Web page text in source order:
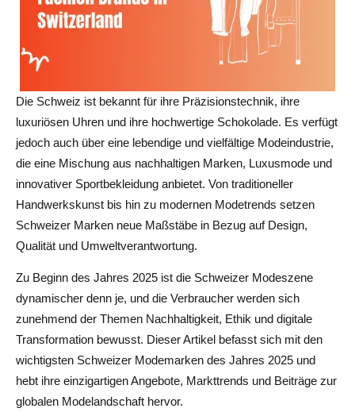
Die Schweiz ist bekannt für ihre Präzisionstechnik, ihre
luxuriösen Uhren und ihre hochwertige Schokolade. Es verfügt
jedoch auch über eine lebendige und vielfältige Modeindustrie,
die eine Mischung aus nachhaltigen Marken, Luxusmode und
innovativer Sportbekleidung anbietet. Von traditioneller
Handwerkskunst bis hin zu modernen Modetrends setzen
Schweizer Marken neue Maßstäbe in Bezug auf Design,
Qualität und Umweltverantwortung.
Zu Beginn des Jahres 2025 ist die Schweizer Modeszene
dynamischer denn je, und die Verbraucher werden sich
zunehmend der Themen Nachhaltigkeit, Ethik und digitale
Transformation bewusst. Dieser Artikel befasst sich mit den
wichtigsten Schweizer Modemarken des Jahres 2025 und
hebt ihre einzigartigen Angebote, Markttrends und Beiträge zur
globalen Modelandschaft hervor.